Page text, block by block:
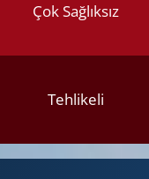
Çok Sağlıksız
Tehlikeli